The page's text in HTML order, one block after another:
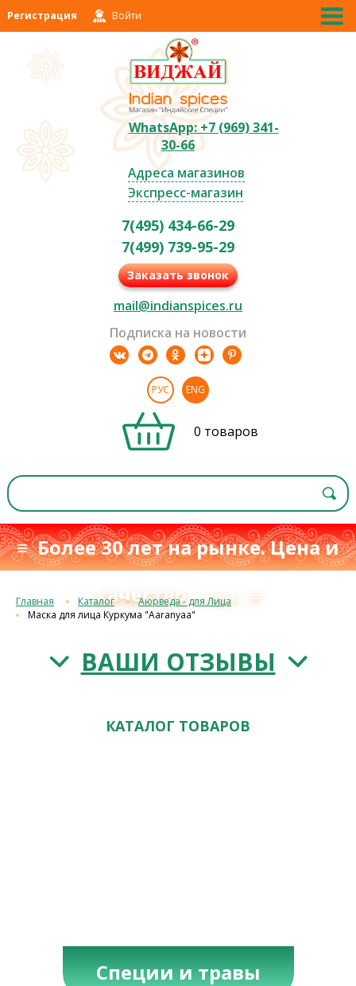
Регистрация Войти
WhatsApp: +7 (969) 341-
30-66
Адреса магазинов
Экспресс-магазин
7(495) 434-66-29
7(499) 739-95-29
Заказать звонок
mail@indianspices.ru
Подписка на новости
РУС ENG
0 товаров
≡ Более 30 лет на рынке. Цена и
качествос 1993 г. ≡
Главная Каталог
Аюрведа - для Лица
Маска для лица Куркума "Aaranyaa"
ВАШИ ОТЗЫВЫ
КАТАЛОГ ТОВАРОВ
Специи и травы